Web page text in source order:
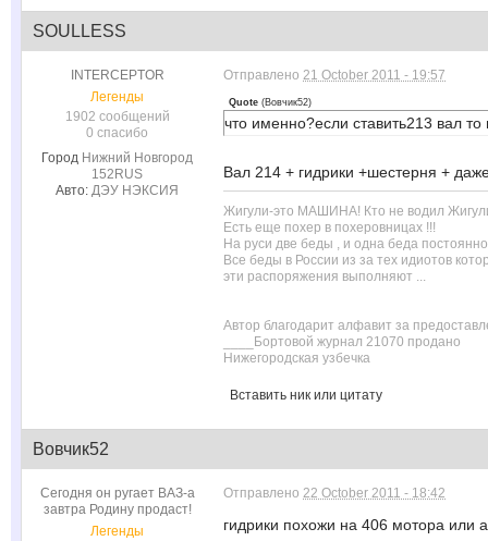
SOULLESS
INTERCEPTOR
Легенды
1902 сообщений
0 спасибо
Город Нижний Новгород
152RUS
Авто: ДЭУ НЭКСИЯ
Отправлено 21 October 2011 - 19:57
Quote (Вовчик52)
что именно?если ставить213 вал
Вал 214 + гидрики +шестерня +
Жигули-это МАШИНА! Кто не водил
Есть еще похер в похеровницах !!!
На руси две беды , и одна беда
Все беды в России из за тех идиотов
эти распоряжения выполняют ...
Автор благодарит алфавит за
____Бортовой журнал 21070 продано
Нижегородская узбечка
Вставить ник или цитату
Вовчик52
Сегодня он ругает ВАЗ-а
завтра Родину продаст!
Легенды
Отправлено 22 October 2011 - 18:42
гидрики похожи на 406 мотора или